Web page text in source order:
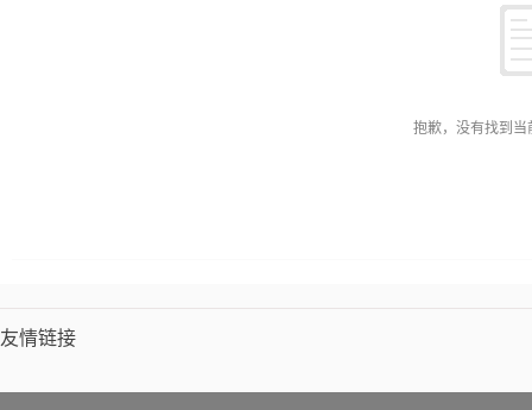
抱歉，没有找到
友情链接